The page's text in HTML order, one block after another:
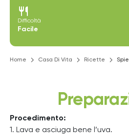
restaurant
Difficoltà
Facile
Home Casa Di Vita Ricette
Procedimento:
1. Lava e asciuga bene l’uva.